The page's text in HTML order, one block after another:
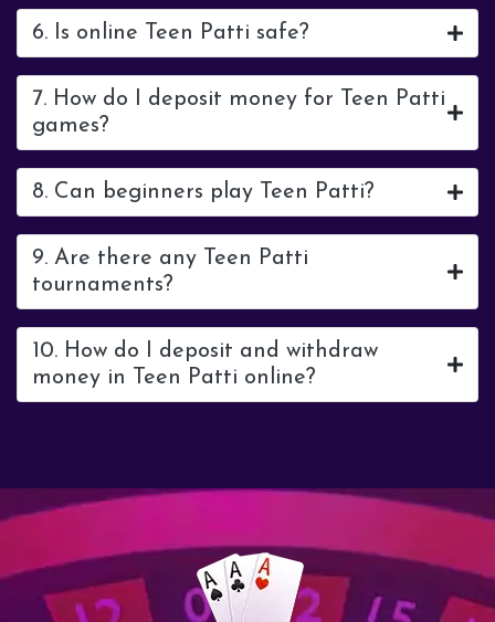
6. Is online Teen Patti safe?
7. How do I deposit money for Teen Patti
games?
8. Can beginners play Teen Patti?
9. Are there any Teen Patti
tournaments?
10. How do I deposit and withdraw
money in Teen Patti online?